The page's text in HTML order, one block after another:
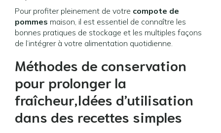
Pour profiter pleinement de votre compote de
pommes maison, il est essentiel de connaître les
bonnes pratiques de stockage et les multiples façons
de l’intégrer à votre alimentation quotidienne.
Méthodes de conservation
pour prolonger la
fraîcheur,Idées d’utilisation
dans des recettes simples